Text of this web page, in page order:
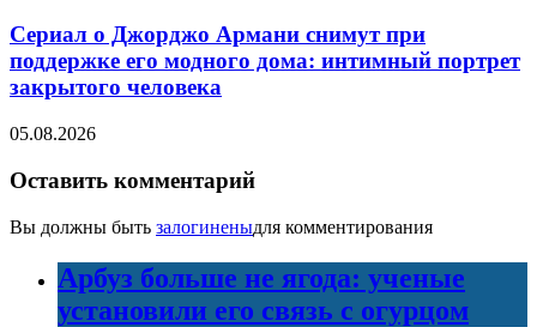
Сериал о Джорджо Армани снимут при
поддержке его модного дома: интимный портрет
закрытого человека
05.08.2026
Оставить комментарий
Вы должны быть залогиненыдля комментирования
Арбуз больше не ягода: ученые
установили его связь с огурцом